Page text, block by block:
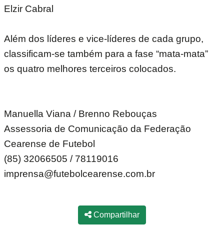
Elzir Cabral
Além dos líderes e vice-líderes de cada grupo,
classificam-se também para a fase “mata-mata”
os quatro melhores terceiros colocados.
Manuella Viana / Brenno Rebouças
Assessoria de Comunicação da Federação
Cearense de Futebol
(85) 32066505 / 78119016
imprensa@futebolcearense.com.br
Compartilhar